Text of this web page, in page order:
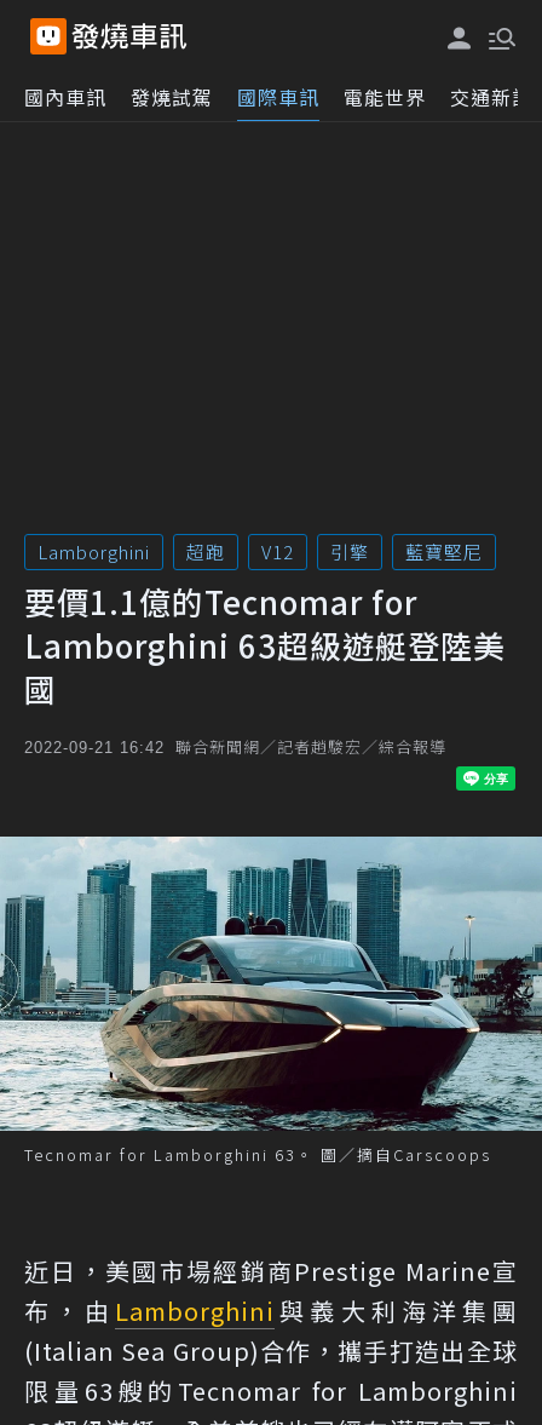
國內車訊 發燒試駕 國際車訊 電能世界 交通新訊
Lamborghini 超跑 V12 引擎 藍寶堅尼
要價1.1億的Tecnomar for
Lamborghini 63超級遊艇登陸美
國
2022-09-21 16:42 聯合新聞網／記者趙駿宏／綜合報導
Tecnomar for Lamborghini 63。 圖／摘自Carscoops
近日，美國市場經銷商Prestige Marine宣
布，由 Lamborghini 與義大利海洋集團
(Italian Sea Group)合作，攜手打造出全球
限量63艘的Tecnomar for Lamborghini